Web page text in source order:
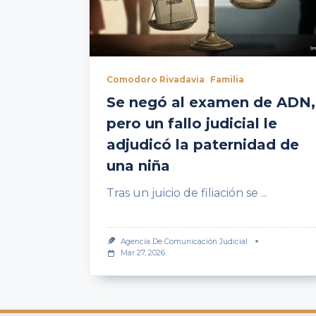
Comodoro Rivadavia Familia
Se negó al examen de ADN,
pero un fallo judicial le
adjudicó la paternidad de
una niña
Tras un juicio de filiación se ...
Agencia De Comunicación Judicial
Mar 27, 2026